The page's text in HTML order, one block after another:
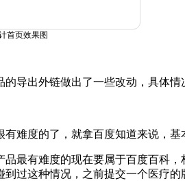
首页效果图
导出外链做出了一些改动，具体
难度的了，就拿百度知道来说，基
最有难度的现在要属于百度百科
过这种情况，之前提交一个医疗